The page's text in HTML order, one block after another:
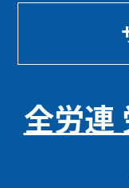
全労連